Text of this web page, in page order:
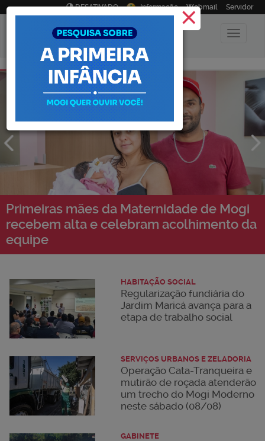
DESATIVADO Informação Webmail Servidor
Primeiras mães da Maternidade de Mogi
recebem alta e celebram acolhimento da
equipe
HABITAÇÃO SOCIAL
Regularização fundiária do
Jardim Maricá avança para a
etapa de trabalho social
SERVIÇOS URBANOS E ZELADORIA
Operação Cata-Tranqueira e
mutirão de roçada atenderão
um trecho do Mogi Moderno
neste sábado (08/08)
GABINETE
×